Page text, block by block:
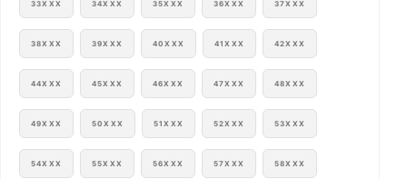
33XXX 34XXX 35XXX 36XXX 37XXX
38XXX 39XXX 40XXX 41XXX 42XXX
44XXX 45XXX 46XXX 47XXX 48XXX
49XXX 50XXX 51XXX 52XXX 53XXX
54XXX 55XXX 56XXX 57XXX 58XXX